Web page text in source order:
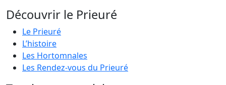
Découvrir le Prieuré
Le Prieuré
L’histoire
Les Hortomnales
Les Rendez-vous du Prieuré